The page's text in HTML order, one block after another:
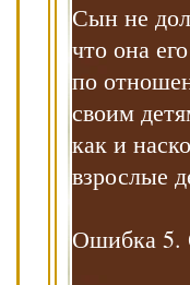
Сын не
что она
по
своим
как и
взрослые
Ошибка 5.